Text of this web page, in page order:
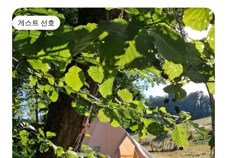
게스트 선호
게스트 선호